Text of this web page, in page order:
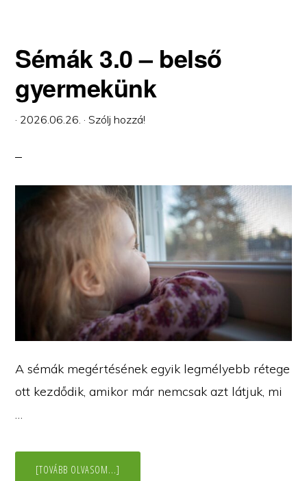
Sémák 3.0 – belső
gyermekünk
· 2026.06.26. ·Szólj hozzá!
A sémák megértésének egyik legmélyebb rétege
ott kezdődik, amikor már nemcsak azt látjuk, mi
…
[TOVÁBB OLVASOM...]